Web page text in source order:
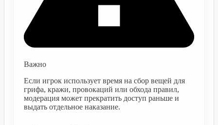
Важно
Если игрок использует время на сбор вещей для
грифа, кражи, провокаций или обхода правил,
модерация может прекратить доступ раньше и
выдать отдельное наказание.